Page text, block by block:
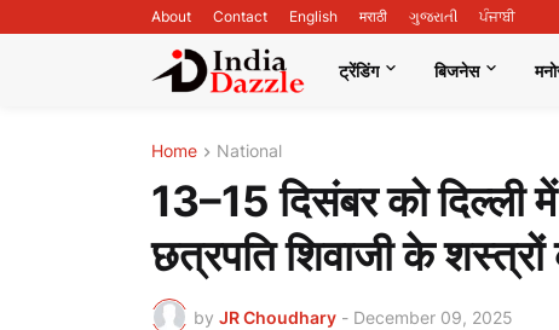
About Contact English मराठी ગુજરાતી ਪੰਜਾਬੀ
ट्रेंडिंग बिजनेस
Home National
13–15 दिसंबर को दिल्ली
छत्रपति शिवाजी के शस्त्रों
by JR Choudhary - December 09, 2025